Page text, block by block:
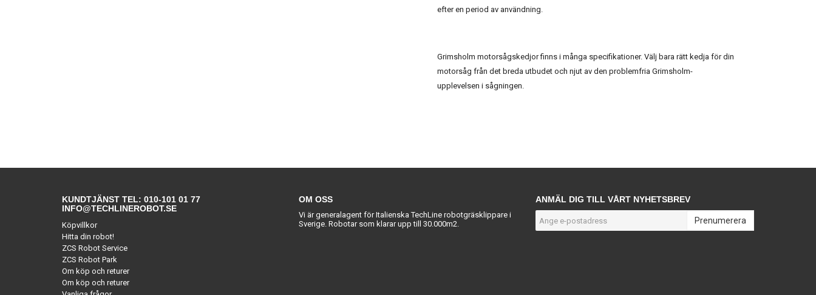
efter en period av användning.
Grimsholm motorsågskedjor finns i många specifikationer. Välj bara rätt kedja för din
motorsåg från det breda utbudet och njut av den problemfria Grimsholm-
upplevelsen i sågningen.
KUNDTJÄNST TEL: 010-101 01 77
INFO@TECHLINEROBOT.SE
Köpvillkor
Hitta din robot!
ZCS Robot Service
ZCS Robot Park
Om köp och returer
Om köp och returer
OM OSS
Vi är generalagent för Italienska TechLine robotgräsklippare i
Sverige. Robotar som klarar upp till 30.000m2.
ANMÄL DIG TILL VÅRT NYHETSBREV
Prenumerera